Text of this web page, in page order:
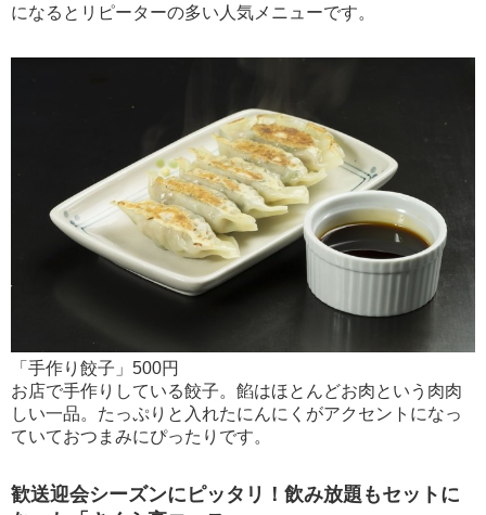
になるとリピーターの多い人気メニューです。
「手作り餃子」500円
お店で手作りしている餃子。餡はほとんどお肉という肉肉
しい一品。たっぷりと入れたにんにくがアクセントになっ
ていておつまみにぴったりです。
歓送迎会シーズンにピッタリ！飲み放題もセットに